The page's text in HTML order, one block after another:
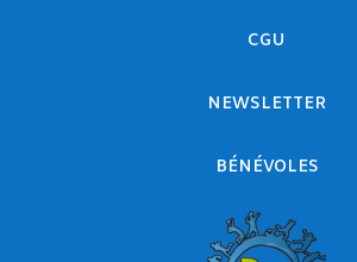
CGU
NEWSLETTER
BÉNÉVOLES